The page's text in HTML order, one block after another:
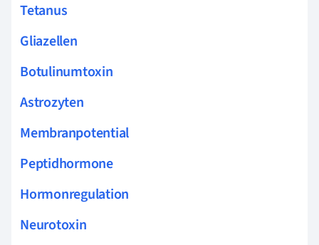
Tetanus
Gliazellen
Botulinumtoxin
Astrozyten
Membranpotential
Peptidhormone
Hormonregulation
Neurotoxin